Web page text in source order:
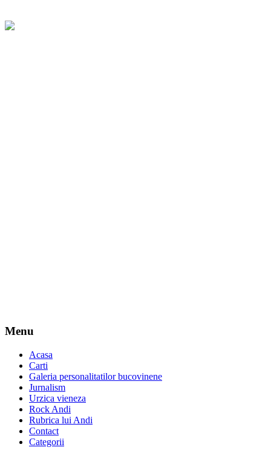
Menu
Acasa
Carti
Galeria personalitatilor bucovinene
Jurnalism
Urzica vieneza
Rock Andi
Rubrica lui Andi
Contact
Categorii